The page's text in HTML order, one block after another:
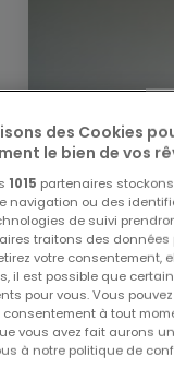
des Cookies
le bien de vos
1015 partenaires
navigation ou des
de suivi
traitons des données
votre consentement,
il est possible que
pour vous. Vous
consentement à tout
vous avez fait aurons
à notre politique de